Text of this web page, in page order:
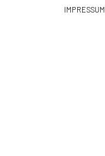
IMPRESSUM